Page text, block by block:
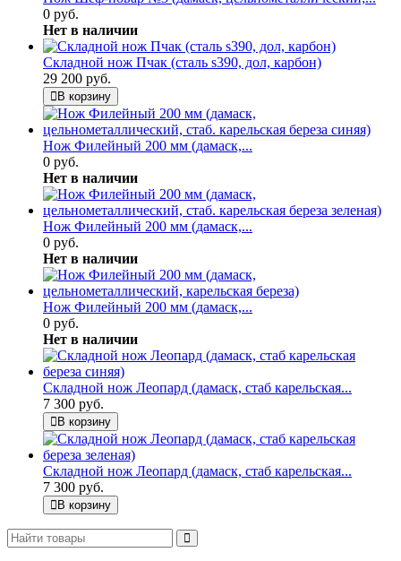
0 руб.
Нет в наличии
Складной нож Пчак (сталь s390, дол, карбон)
29 200 руб.
В корзину
Нож Филейный 200 мм (дамаск,...
0 руб.
Нет в наличии
Нож Филейный 200 мм (дамаск,...
0 руб.
Нет в наличии
Нож Филейный 200 мм (дамаск,...
0 руб.
Нет в наличии
Складной нож Леопард (дамаск, стаб карельская...
7 300 руб.
В корзину
Складной нож Леопард (дамаск, стаб карельская...
7 300 руб.
В корзину